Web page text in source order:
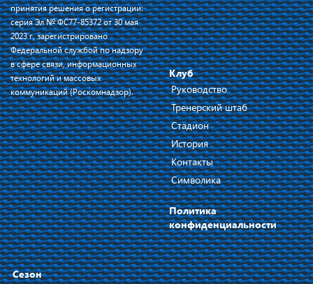
принятия решения о регистрации:
серия Эл № ФС77-85372 от 30 мая
2023 г, зарегистрировано
Федеральной службой по надзору
в сфере связи, информационных
технологий и массовых
коммуникаций (Роскомнадзор).
Клуб
Руководство
Тренерский штаб
Стадион
История
Контакты
Символика
Политика
конфиденциальности
Сезон